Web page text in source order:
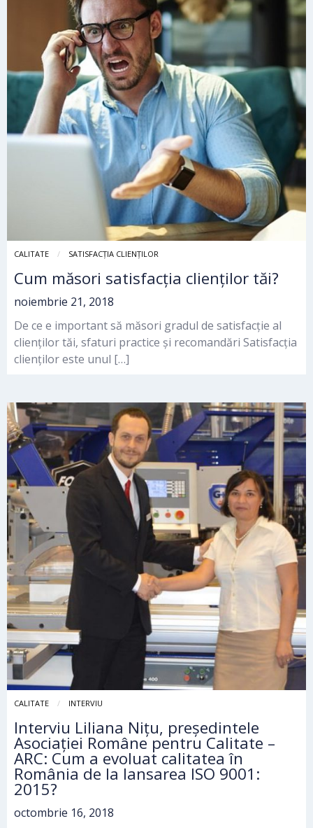
CALITATE SATISFACȚIA CLIENȚILOR
Cum măsori satisfacția clienților tăi?
noiembrie 21, 2018
De ce e important să măsori gradul de satisfacție al
clienților tăi, sfaturi practice și recomandări Satisfacția
clienților este unul […]
CALITATE INTERVIU
Interviu Liliana Nițu, președintele
Asociației Române pentru Calitate –
ARC: Cum a evoluat calitatea în
România de la lansarea ISO 9001:
2015?
octombrie 16, 2018